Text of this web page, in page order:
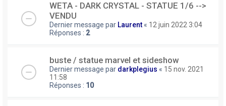
WETA - DARK CRYSTAL - STATUE 1/6 -->
VENDU
Dernier message par Laurent « 12 juin 2022 3:04
Réponses : 2
buste / statue marvel et sideshow
Dernier message par darkplegius « 15 nov. 2021
11:58
Réponses : 10